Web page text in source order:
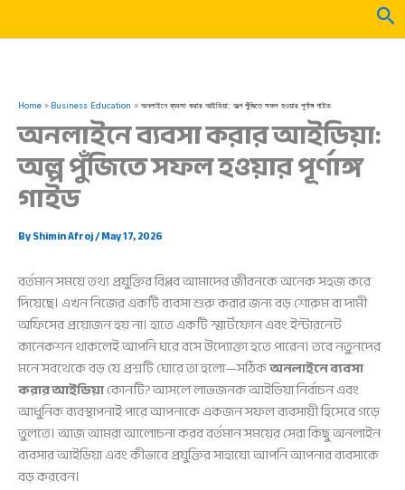
Home Business Education অনলাইনে ব্যবসা করার আইডিয়া: অল্প পুঁজিতে সফল হওয়ার পূর্ণাঙ্গ গাইড
অনলাইনে ব্যবসা করার আইডিয়া:
অল্প পুঁজিতে সফল হওয়ার পূর্ণাঙ্গ
গাইড
ByShimin Afroj/May 17, 2026
বর্তমান সময়ে তথ্য প্রযুক্তির বিপ্লব আমাদের জীবনকে অনেক সহজ করে
দিয়েছে। এখন নিজের একটি ব্যবসা শুরু করার জন্য বড় শোরুম বা দামী
অফিসের প্রয়োজন হয় না। হাতে একটি স্মার্টফোন এবং ইন্টারনেট
কানেকশন থাকলেই আপনি ঘরে বসে উদ্যোক্তা হতে পারেন। তবে নতুনদের
মনে সবথেকে বড় যে প্রশ্নটি ঘোরে তা হলো—সঠিকঅনলাইনে ব্যবসা
করার আইডিয়াকোনটি? আসলে লাভজনক আইডিয়া নির্বাচন এবং
আধুনিক ব্যবস্থাপনাই পারে আপনাকে একজন সফল ব্যবসায়ী হিসেবে গড়ে
তুলতে। আজ আমরা আলোচনা করব বর্তমান সময়ের সেরা কিছু অনলাইন
ব্যবসার আইডিয়া এবং কীভাবে প্রযুক্তির সাহায্যে আপনি আপনার ব্যবসাকে
বড় করবেন।